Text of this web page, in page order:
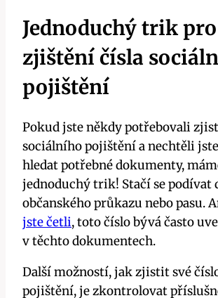
Jednoduchý trik pro
zjištění čísla
pojištění
Pokud jste někdy potřebovali
sociálního pojištění a nechtěli
hledat potřebné dokumenty,
jednoduchý trik! Stačí se podívat
občanského průkazu nebo pasu.
jste četli, toto číslo bývá často
v těchto dokumentech.
Další možností, jak zjistit své
pojištění, je zkontrolovat